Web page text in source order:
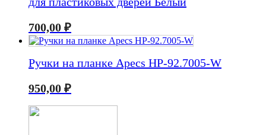
700,00 ₽
Ручки на планке Apecs HP-92.7005-W
950,00 ₽